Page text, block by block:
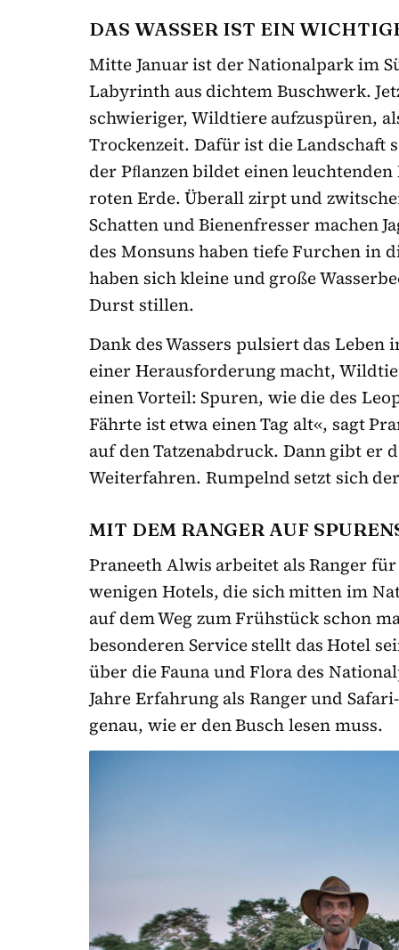
DAS WASSER IST EIN
Mitte Januar ist der Nationalpark im
Labyrinth aus dichtem Buschwerk.
schwieriger, Wildtiere aufzuspüren,
Trockenzeit. Dafür ist die Landschaft
der Pﬂanzen bildet einen
roten Erde. Überall zirpt und
Schatten und Bienenfresser machen
des Monsuns haben tiefe Furchen in
haben sich kleine und große
Durst stillen.
Dank des Wassers pulsiert das Leben
einer Herausforderung macht,
einen Vorteil: Spuren, wie die des
Fährte ist etwa einen Tag alt«, sagt
auf den Tatzenabdruck. Dann gibt er
Weiterfahren. Rumpelnd setzt sich
MIT DEM RANGER AUF
Praneeth Alwis arbeitet als Ranger
wenigen Hotels, die sich mitten im
auf dem Weg zum Frühstück schon
besonderen Service stellt das Hotel
über die Fauna und Flora des
Jahre Erfahrung als Ranger und
genau, wie er den Busch lesen muss.